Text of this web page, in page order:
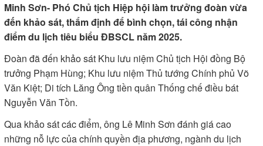
Minh Sơn- Phó Chủ tịch Hiệp hội làm trưởng đoàn vừa
đến khảo sát, thẩm định để bình chọn, tái công nhận
điểm du lịch tiêu biểu ĐBSCL năm 2025.
Đoàn đã đến khảo sát Khu lưu niệm Chủ tịch Hội đồng Bộ
trưởng Phạm Hùng; Khu lưu niệm Thủ tướng Chính phủ Võ
Văn Kiệt; Di tích Lăng Ông tiền quân Thống chế điều bát
Nguyễn Văn Tồn.
Qua khảo sát các điểm, ông Lê Minh Sơn đánh giá cao
những nỗ lực của chính quyền địa phương, ngành du lịch